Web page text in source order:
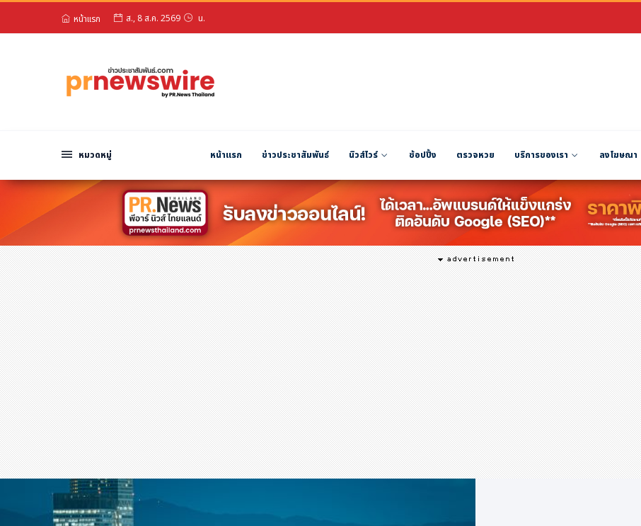
หมวดหมู่
สินค้า, บริการ
บันเทิง
นักแสดง, นักร้อง, โมเดล
อินฟลูเอนเซอร์
ไลฟ์สไตล์
ความงาม
แฟชั่น
สุขภาพ
กีฬา
อาหาร, เครื่องดื่ม
ท่องเที่ยว
โรงแรม, ที่พัก
บ้าน, คอนโด, อสังหาฯ
ประกัน
หน้าแรก
สวัสดียามดึก!
ส., 8 ส.ค. 2569
น.
หมวดหมู่ หน้าแรก ข่าวประชาสัมพันธ์ นิวส์ไวร์ ช้อปปิ้ง ตรวจหวย บริการของเรา ลงโฆษณา